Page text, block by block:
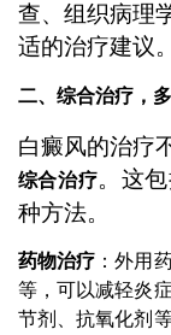
查、组织病理
适的治疗建议。
二、综合治疗，
白癜风的治疗
综合治疗。这
种方法。
药物治疗 ：外用
等，可以减轻炎
节剂、抗氧化剂